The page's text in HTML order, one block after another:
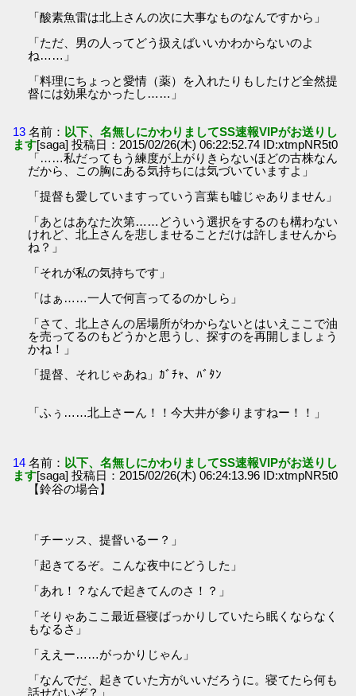
「酸素魚雷は北上さんの次に大事なものなんですから」
「ただ、男の人ってどう扱えばいいかわからないのよ
ね……」
「料理にちょっと愛情（薬）を入れたりもしたけど全然提
督には効果なかったし……」
13 名前： 以下、名無しにかわりましてSS速報VIPがお送りし
ます[saga] 投稿日：2015/02/26(木) 06:22:52.74 ID:xtmpNR5t0
「……私だってもう練度が上がりきらないほどの古株なん
だから、この胸にある気持ちには気づいていますよ」
「提督も愛していますっていう言葉も嘘じゃありません」
「あとはあなた次第……どういう選択をするのも構わない
けれど、北上さんを悲しませることだけは許しませんから
ね？」
「それが私の気持ちです」
「はぁ……一人で何言ってるのかしら」
「さて、北上さんの居場所がわからないとはいえここで油
を売ってるのもどうかと思うし、探すのを再開しましょう
かね！」
「提督、それじゃあね」ｶﾞﾁｬ、ﾊﾞﾀﾝ
「ふぅ……北上さーん！！今大井が参りますねー！！」
14 名前： 以下、名無しにかわりましてSS速報VIPがお送りし
ます[saga] 投稿日：2015/02/26(木) 06:24:13.96 ID:xtmpNR5t0
【鈴谷の場合】
「チーッス、提督いるー？」
「起きてるぞ。こんな夜中にどうした」
「あれ！？なんで起きてんのさ！？」
「そりゃあここ最近昼寝ばっかりしていたら眠くならなく
もなるさ」
「ええー……がっかりじゃん」
「なんでだ、起きていた方がいいだろうに。寝てたら何も
話せないぞ？」